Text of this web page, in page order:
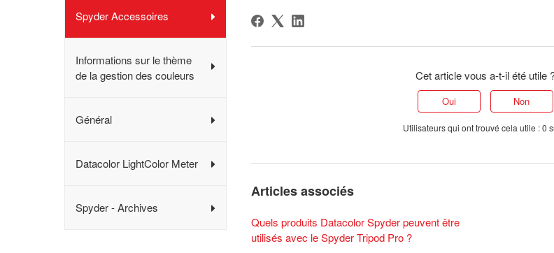
Spyder Accessoires
Informations sur le thème
de la gestion des couleurs
Général
Datacolor LightColor Meter
Spyder - Archives
Cet article vous a-t-il été utile
Oui Non
Utilisateurs qui ont trouvé cela utile : 0
Articles associés
Quels produits Datacolor Spyder peuvent être
utilisés avec le Spyder Tripod Pro ?